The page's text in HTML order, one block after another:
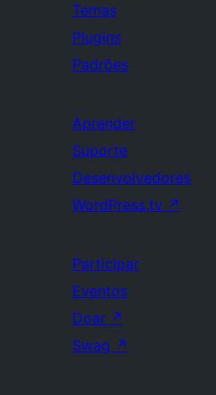
Temas
Plugins
Padrões
Aprender
Suporte
Desenvolvedores
WordPress.tv ↗
Participar
Eventos
Doar ↗
Swag ↗